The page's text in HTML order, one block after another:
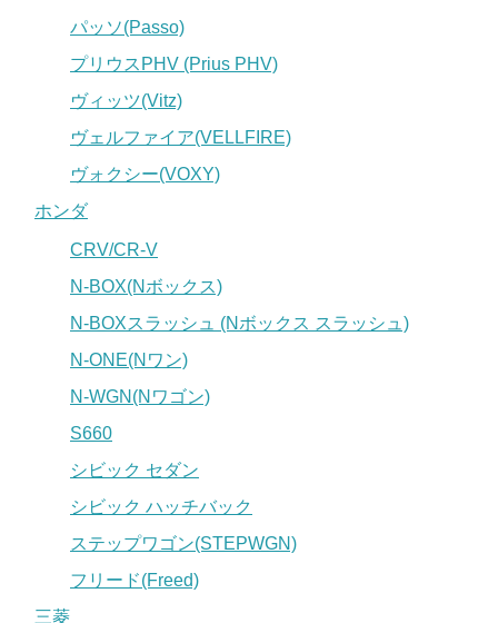
パッソ(Passo)
プリウスPHV (Prius PHV)
ヴィッツ(Vitz)
ヴェルファイア(VELLFIRE)
ヴォクシー(VOXY)
ホンダ
CRV/CR-V
N-BOX(Nボックス)
N-BOXスラッシュ (Nボックス スラッシュ)
N-ONE(Nワン)
N-WGN(Nワゴン)
S660
シビック セダン
シビック ハッチバック
ステップワゴン(STEPWGN)
フリード(Freed)
三菱